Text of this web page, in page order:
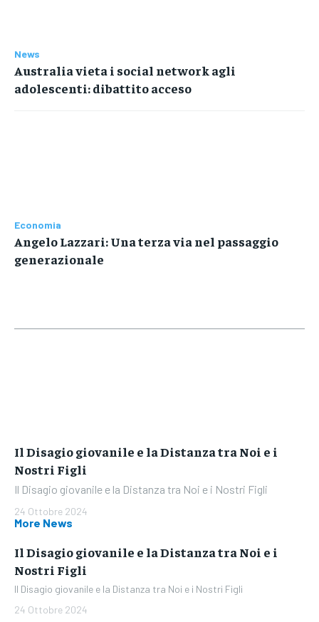
News
Australia vieta i social network agli
adolescenti: dibattito acceso
Economia
Angelo Lazzari: Una terza via nel passaggio
generazionale
Il Disagio giovanile e la Distanza tra Noi e i
Nostri Figli
Il Disagio giovanile e la Distanza tra Noi e i Nostri Figli
24 Ottobre 2024
More News
Il Disagio giovanile e la Distanza tra Noi e i
Nostri Figli
Il Disagio giovanile e la Distanza tra Noi e i Nostri Figli
24 Ottobre 2024